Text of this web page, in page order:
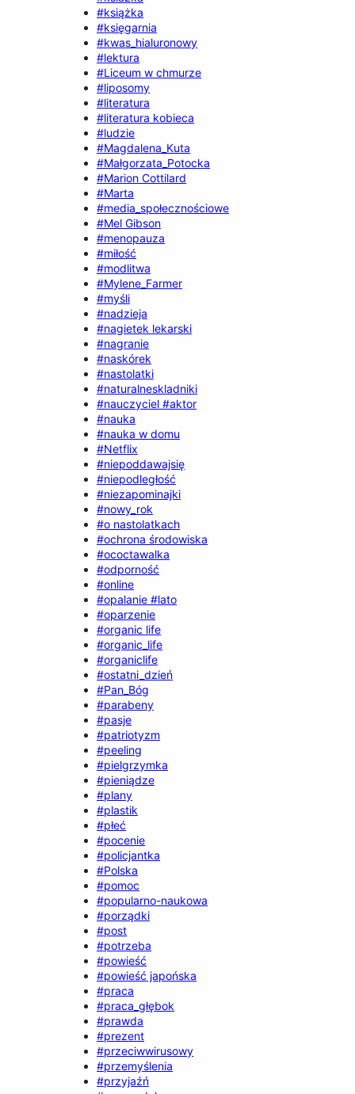
#książka
#księgarnia
#kwas_hialuronowy
#lektura
#Liceum w chmurze
#liposomy
#literatura
#literatura kobieca
#ludzie
#Magdalena_Kuta
#Małgorzata_Potocka
#Marion Cottilard
#Marta
#media_społecznościowe
#Mel Gibson
#menopauza
#miłość
#modlitwa
#Mylene_Farmer
#myśli
#nadzieja
#nagietek lekarski
#nagranie
#naskórek
#nastolatki
#naturalneskladniki
#nauczyciel #aktor
#nauka
#nauka w domu
#Netflix
#niepoddawajsię
#niepodległość
#niezapominajki
#nowy_rok
#o nastolatkach
#ochrona środowiska
#ococtawalka
#odporność
#online
#opalanie #lato
#oparzenie
#organic life
#organic_life
#organiclife
#ostatni_dzień
#Pan_Bóg
#parabeny
#pasje
#patriotyzm
#peeling
#pielgrzymka
#pieniądze
#plany
#plastik
#płeć
#pocenie
#policjantka
#Polska
#pomoc
#popularno-naukowa
#porządki
#post
#potrzeba
#powieść
#powieść japońska
#praca
#praca_głębok
#prawda
#prezent
#przeciwwirusowy
#przemyślenia
#przyjaźń